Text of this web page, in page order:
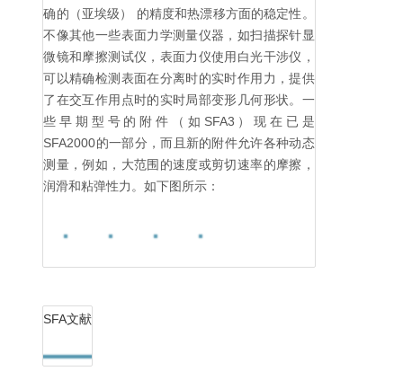
确的（亚埃级） 的精度和热漂移方面的稳定性。
不像其他一些表面力学测量仪器，如扫描探针显
微镜和摩擦测试仪，表面力仪使用白光干涉仪，
可以精确检测表面在分离时的实时作用力，提供
了在交互作用点时的实时局部变形几何形状。一
些早期型号的附件（如SFA3）现在已是
SFA2000的一部分，而且新的附件允许各种动态
测量，例如，大范围的速度或剪切速率的摩擦，
润滑和粘弹性力。如下图所示：
SFA文献